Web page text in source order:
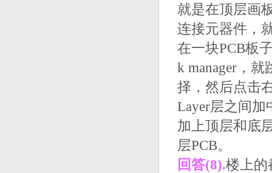
就是在顶层画
连接元器件，
在一块PCB板
k manager，
择，然后点击
Layer层之间加
加上顶层和底
层PCB。
回答(8).楼上的